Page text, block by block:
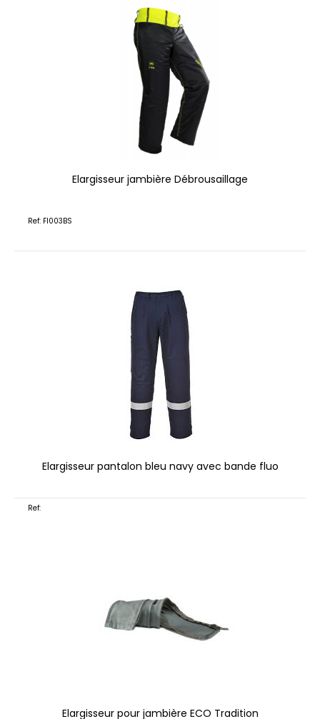
Elargisseur jambière Débrousaillage
Ref: FI003BS
Elargisseur pantalon bleu navy avec bande fluo
Ref:
Elargisseur pour jambière ECO Tradition